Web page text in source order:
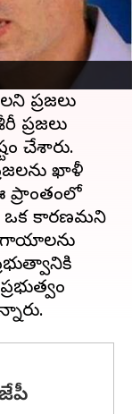
నేత ఒమర్
ఒమర్
ప్రజలు
ప్రజలు
చేశారు.
ఖాళీ
ఒక కారణమని
గాయాలను